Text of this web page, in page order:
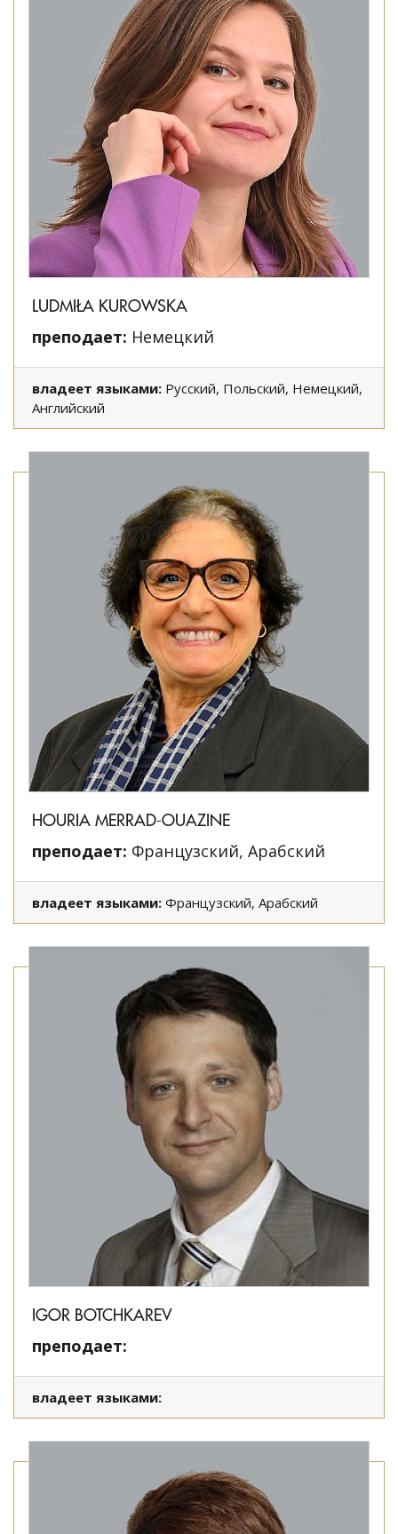
LUDMIŁA KUROWSKA
преподает: Немецкий
владеет языками: Русский, Польский, Немецкий,
Английский
HOURIA MERRAD-OUAZINE
преподает: Французский, Арабский
владеет языками: Французский, Арабский
IGOR BOTCHKAREV
преподает:
владеет языками: